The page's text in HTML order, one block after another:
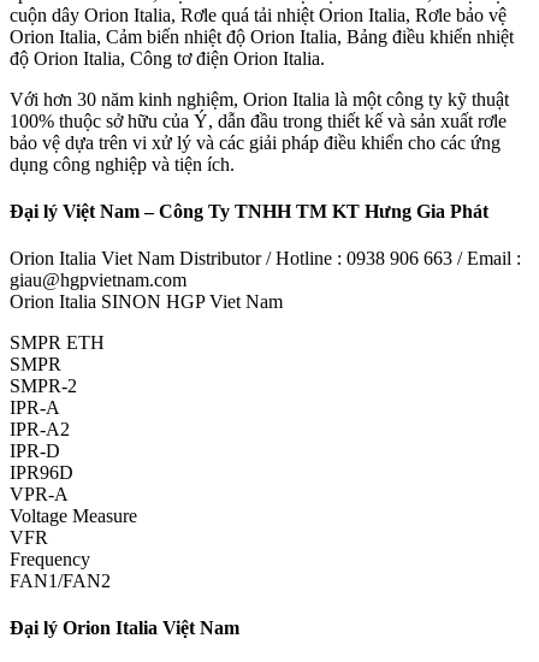
cuộn dây Orion Italia, Rơle quá tải nhiệt Orion Italia, Rơle bảo vệ
Orion Italia, Cảm biến nhiệt độ Orion Italia, Bảng điều khiển nhiệt
độ Orion Italia, Công tơ điện Orion Italia.
Với hơn 30 năm kinh nghiệm, Orion Italia là một công ty kỹ thuật
100% thuộc sở hữu của Ý, dẫn đầu trong thiết kế và sản xuất rơle
bảo vệ dựa trên vi xử lý và các giải pháp điều khiển cho các ứng
dụng công nghiệp và tiện ích.
Đại lý Việt Nam – Công Ty TNHH TM KT Hưng Gia Phát
Orion Italia Viet Nam Distributor / Hotline : 0938 906 663 / Email :
giau@hgpvietnam.com
Orion Italia SINON HGP Viet Nam
SMPR ETH
SMPR
SMPR-2
IPR-A
IPR-A2
IPR-D
IPR96D
VPR-A
Voltage Measure
VFR
Frequency
FAN1/FAN2
Đại lý Orion Italia Việt Nam